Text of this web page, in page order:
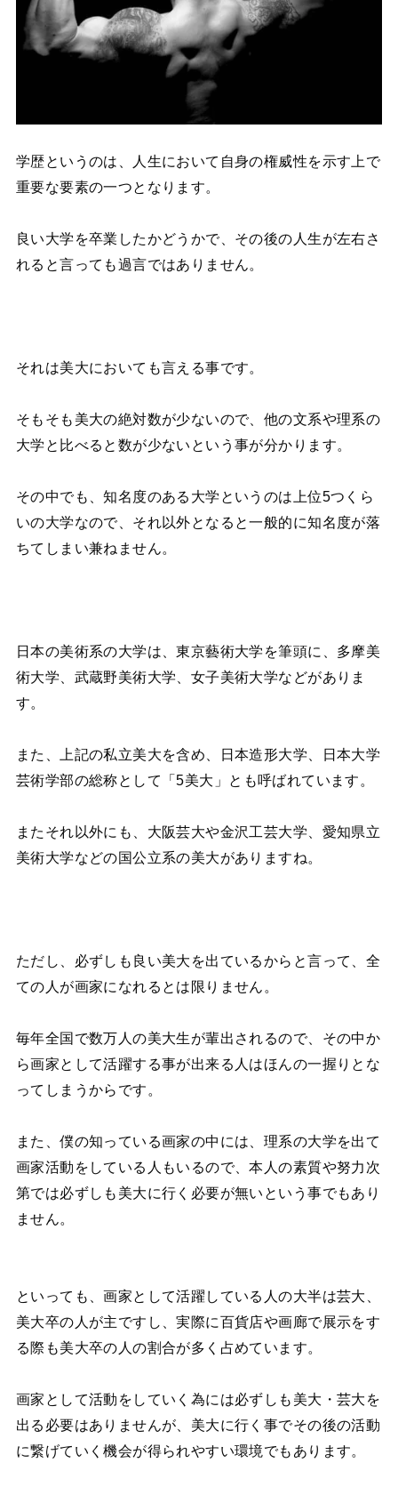
学歴というのは、人生において自身の権威性を示す上で
重要な要素の一つとなります。
良い大学を卒業したかどうかで、その後の人生が左右さ
れると言っても過言ではありません。
それは美大においても言える事です。
そもそも美大の絶対数が少ないので、他の文系や理系の
大学と比べると数が少ないという事が分かります。
その中でも、知名度のある大学というのは上位5つくら
いの大学なので、それ以外となると一般的に知名度が落
ちてしまい兼ねません。
日本の美術系の大学は、東京藝術大学を筆頭に、多摩美
術大学、武蔵野美術大学、女子美術大学などがありま
す。
また、上記の私立美大を含め、日本造形大学、日本大学
芸術学部の総称として
「5美大」 とも呼ばれています。
またそれ以外にも、大阪芸大や金沢工芸大学、愛知県立
美術大学などの国公立系の美大がありますね。
ただし、必ずしも良い美大を出ているからと言って、全
ての人が画家になれるとは限りません。
毎年全国で数万人の美大生が輩出されるので、その中か
ら画家として活躍する事が出来る人はほんの一握りとな
ってしまうからです。
また、僕の知っている画家の中には、理系の大学を出て
画家活動をしている人もいるので、本人の素質や努力次
第では必ずしも美大に行く必要が無いという事でもあり
ません。
といっても、画家として活躍している人の大半は芸大、
美大卒の人が主ですし、実際に百貨店や画廊で展示をす
る際も美大卒の人の割合が多く占めています。
画家として活動をしていく為には必ずしも美大・芸大を
出る必要はありませんが、美大に行く事でその後の活動
に繋げていく機会が得られやすい環境でもあります。